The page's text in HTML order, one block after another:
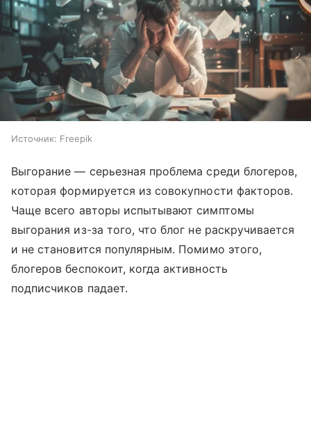
Источник: Freepik
Выгорание — серьезная проблема среди блогеров,
которая формируется из совокупности факторов.
Чаще всего авторы испытывают симптомы
выгорания из-за того, что блог не раскручивается
и не становится популярным. Помимо этого,
блогеров беспокоит, когда активность
подписчиков падает.